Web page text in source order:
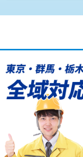
用/3ｍまで)
給水管工事※（塩ビ
用（追加）/3ｍ超え)
給水管工事※（ライ
管・ポリ管・HT管使
給水管工事※（ライ